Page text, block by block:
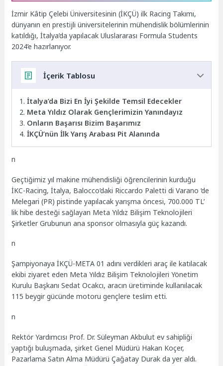
İzmir Kâtip Çelebi Üniversitesinin (İKÇÜ) ilk Racing Takımı,
dünyanın en prestijli üniversitelerinin mühendislik bölümlerinin
katıldığı, İtalya’da yapılacak Uluslararası Formula Students
2024’e hazırlanıyor.
İçerik Tablosu
İtalya’da Bizi En İyi Şekilde Temsil Edecekler
Meta Yıldız Olarak Gençlerimizin Yanındayız
Onların Başarısı Bizim Başarımız
İKÇÜ’nün İlk Yarış Arabası Pit Alanında
n
Geçtiğimiz yıl makine mühendisliği öğrencilerinin kurduğu
İKC-Racing, İtalya, Balocco’daki Riccardo Paletti di Varano ‘de
Melegari (PR) pistinde yapılacak yarışma öncesi, 700.000 TL’
lik hibe desteği sağlayan Meta Yıldız Bilişim Teknolojileri
Şirketler Grubunun ana sponsor olmasıyla güç kazandı.
n
Şampiyonaya İKÇÜ-META 01 adını verdikleri araç ile katılacak
ekibi ziyaret eden Meta Yıldız Bilişim Teknolojileri Yönetim
Kurulu Başkanı Sedat Ocakcı, aracın üretiminde kullanılacak
115 beygir gücünde motoru gençlere teslim etti.
n
Rektör Yardımcısı Prof. Dr. Süleyman Akbulut ev sahipliği
yaptığı buluşmada, şirket Genel Müdürü Hakan Koçer,
Pazarlama Satın Alma Müdürü Çağatay Durak da yer aldı.